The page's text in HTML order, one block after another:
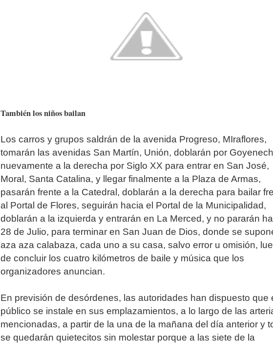
También los niños bailan
Los carros y grupos saldrán de la avenida Progreso, MIraflores,
tomarán las avenidas San Martín, Unión, doblarán por
nuevamente a la derecha por Siglo XX para entrar en San José,
Moral, Santa Catalina, y llegar finalmente a la Plaza de Armas,
pasarán frente a la Catedral, doblarán a la derecha para bailar
al Portal de Flores, seguirán hacia el Portal de la Municipalidad,
doblarán a la izquierda y entrarán en La Merced, y no pararán
28 de Julio, para terminar en San Juan de Dios, donde se
aza aza calabaza, cada uno a su casa, salvo error u omisión,
de concluir los cuatro kilómetros de baile y música que los
organizadores anuncian.
En previsión de desórdenes, las autoridades han dispuesto que
público se instale en sus emplazamientos, a lo largo de las
mencionadas, a partir de la una de la mañana del día anterior y
se quedarán quietecitos sin molestar porque a las siete de la